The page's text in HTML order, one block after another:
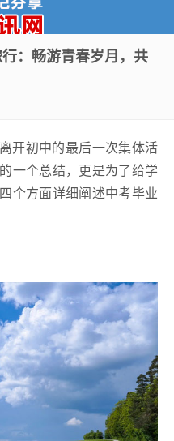
：畅游青春岁月，共
开初中的最后一次集体活
一个总结，更是为了给学
个方面详细阐述中考毕业